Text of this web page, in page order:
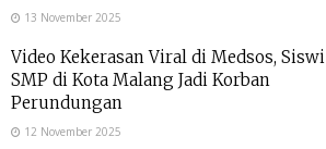
13 November 2025
Video Kekerasan Viral di Medsos, Siswi
SMP di Kota Malang Jadi Korban
Perundungan
12 November 2025